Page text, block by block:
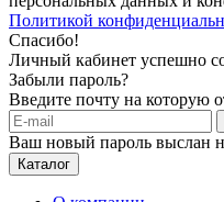
Политикой
Спасибо!
Личный кабинет успешно
Забыли пароль?
Введите почту на которую
Ваш новый пароль выслан
Каталог